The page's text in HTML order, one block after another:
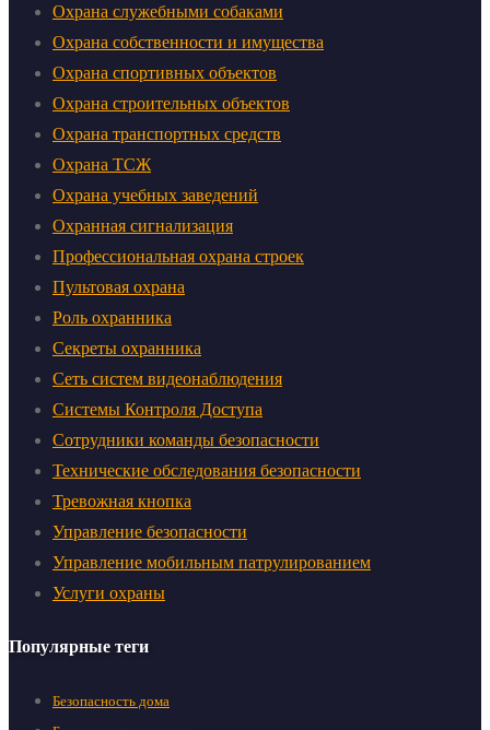
Охрана служебными собаками
Охрана собственности и имущества
Охрана спортивных объектов
Охрана строительных объектов
Охрана транспортных средств
Охрана ТСЖ
Охрана учебных заведений
Охранная сигнализация
Профессиональная охрана строек
Пультовая охрана
Роль охранника
Секреты охранника
Сеть систем видеонаблюдения
Системы Контроля Доступа
Сотрудники команды безопасности
Технические обследования безопасности
Тревожная кнопка
Управление безопасности
Управление мобильным патрулированием
Услуги охраны
Популярные теги
Безопасность дома